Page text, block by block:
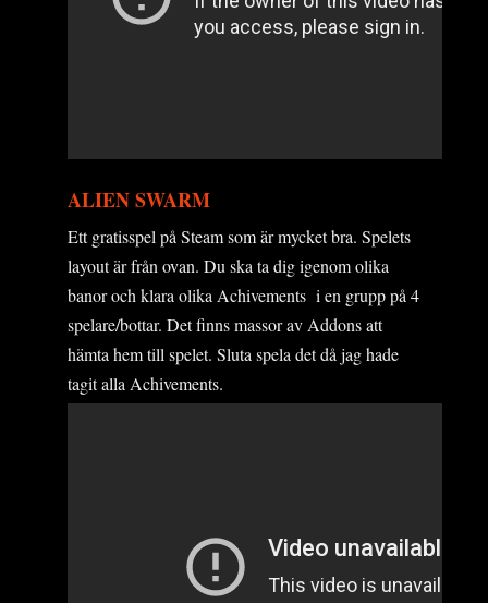
ALIEN SWARM
Ett gratisspel på Steam som är mycket bra. Spelets
layout är från ovan. Du ska ta dig igenom olika
banor och klara olika Achivements i en grupp på 4
spelare/bottar. Det finns massor av Addons att
hämta hem till spelet. Sluta spela det då jag hade
tagit alla Achivements.